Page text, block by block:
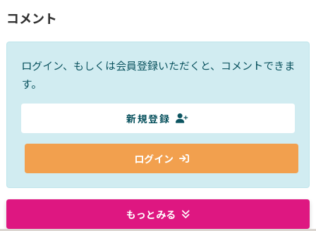
コメント
ログイン、もしくは会員登録いただくと、コメントできま
す。
新規登録
ログイン
もっとみる